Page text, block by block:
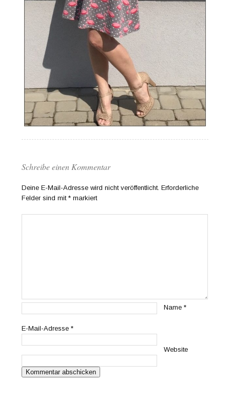
Schreibe einen Kommentar
Deine E-Mail-Adresse wird nicht veröffentlicht. Erforderliche
Felder sind mit* markiert
Name*
E-Mail-Adresse*
Website